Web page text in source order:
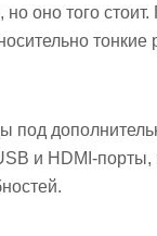
оно того
под
и HDMI-